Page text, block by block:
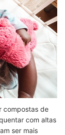
compostas de
com altas
ser mais